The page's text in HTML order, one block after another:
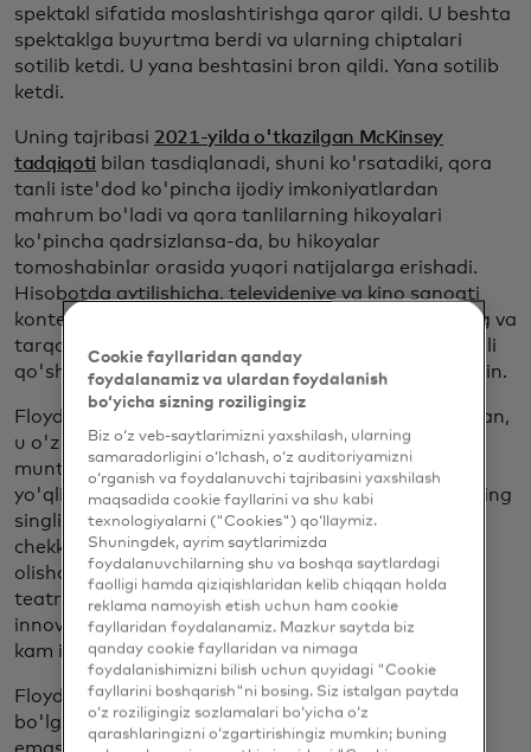
spektakl sifatida moslashtirishga qaror qildi. U beshta
spektaklga buyurtma berdi va ularning chiptalari
sotilib ketdi. U yana beshtasini bron qildi. Yana sotilib
ketdi.
Uning tajribasi 2021-yilda o'tkazilgan McKinsey
tadqiqoti bilan tasdiqlanadi, shuni ko'rsatadiki, qora
tanli iste'dod ko'pincha ijodiy imkoniyatlardan
mahrum bo'ladi va qora tanlilarning hikoyalari
ko'pincha qadrsizlansa-da, bu hikoyalar
tomoshabinlar orasida yuqori natijalarga erishadi.
Hisobotda aytilishicha, televideniye va kino sanoati
kontentni ishlab chiqish, moliyalashtirish, marketing va
tarqatishda tenglikni yaxshilash ustida ishlash orqali
qo'shimcha 10 milliard dollar daromad olishi mumkin.
Floyd yozish va prodyuserlik qilishda davom etar ekan,
u o'z jamoasida odamlar uning kabi spektakllarni
muntazam ravishda ko'rishlari uchun hech qayerda
yo'qligini angladi. Shunday qilib, 2020-yilda u va uning
singlisi Oysha Dadli Atlantaning kam ta'minlangan
chekkasidagi Forest Parkda eski ofis binosini sotib
olishdi va uni Tre's Place deb nomlangan qora quti
teatriga aylantirishdi. Teatrning vazifasi - haqiqiy,
innovatsion va real hikoyalar orqali turli-tuman va
kam ifodalangan qahramonlarga ovoz berish.
Floyd uchun bu "qorong'u joyda bo'lishi mumkin
bo'lgan marvarid"ga aylandi. Teatr shunchaki bino
Cookie fayllaridan qanday
foydalanamiz va ulardan foydalanish
bo‘yicha sizning roziligingiz
Biz o‘z veb-saytlarimizni yaxshilash, ularning
samaradorligini o‘lchash, o‘z auditoriyamizni
o‘rganish va foydalanuvchi tajribasini yaxshilash
maqsadida cookie fayllarini va shu kabi
texnologiyalarni ("Cookies") qo‘llaymiz.
Shuningdek, ayrim saytlarimizda
foydalanuvchilarning shu va boshqa saytlardagi
faolligi hamda qiziqishlaridan kelib chiqqan holda
reklama namoyish etish uchun ham cookie
fayllaridan foydalanamiz. Mazkur saytda biz
qanday cookie fayllaridan va nimaga
foydalanishimizni bilish uchun quyidagi "Cookie
fayllarini boshqarish"ni bosing. Siz istalgan paytda
o‘z roziligingiz sozlamalari bo‘yicha o‘z
qarashlaringizni o‘zgartirishingiz mumkin; buning